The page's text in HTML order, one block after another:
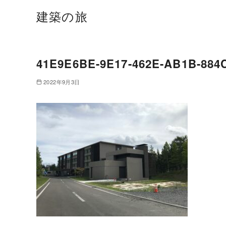
建築の旅
41E9E6BE-9E17-462E-AB1B-
2022年9月3日